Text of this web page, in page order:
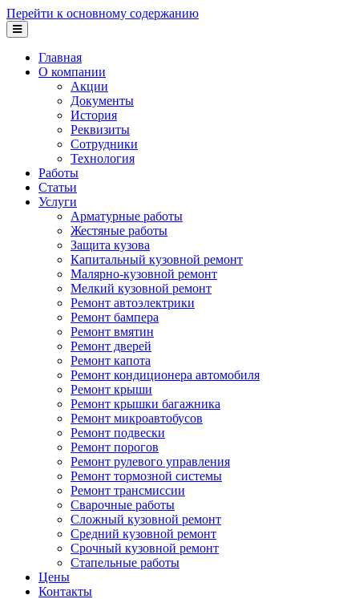
Перейти к основному содержанию
Главная
О компании
Акции
Документы
История
Реквизиты
Сотрудники
Технология
Работы
Статьи
Услуги
Арматурные работы
Жестяные работы
Защита кузова
Капитальный кузовной ремонт
Малярно-кузовной ремонт
Мелкий кузовной ремонт
Ремонт автоэлектрики
Ремонт бампера
Ремонт вмятин
Ремонт дверей
Ремонт капота
Ремонт кондиционера автомобиля
Ремонт крыши
Ремонт крышки багажника
Ремонт микроавтобусов
Ремонт подвески
Ремонт порогов
Ремонт рулевого управления
Ремонт тормозной системы
Ремонт трансмиссии
Сварочные работы
Сложный кузовной ремонт
Средний кузовной ремонт
Срочный кузовной ремонт
Стапельные работы
Цены
Контакты